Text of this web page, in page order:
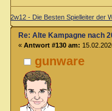
2w12 - Die Besten Spielleiter der
gunware
Re: Alte Kampagne nach
« Antwort #130 am: